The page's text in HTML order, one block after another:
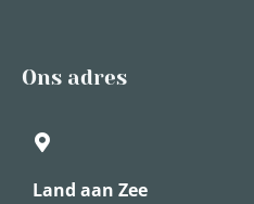
Ons adres
Land aan Zee